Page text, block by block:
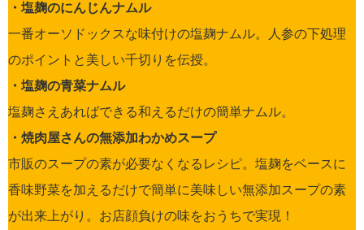
・塩麹のにんじんナムル
一番オーソドックスな味付けの塩麹ナムル。人参の下処理
のポイントと美しい千切りを伝授。
・塩麹の青菜ナムル
塩麹さえあればできる和えるだけの簡単ナムル。
・焼肉屋さんの無添加わかめスープ
市販のスープの素が必要なくなるレシピ。塩麹をベースに
香味野菜を加えるだけで簡単に美味しい無添加スープの素
が出来上がり。お店顔負けの味をおうちで実現！